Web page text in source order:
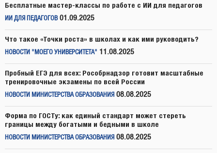
Бесплатные мастер-классы по работе с ИИ для педагогов
ИИ ДЛЯ ПЕДАГОГОВ 01.09.2025
Что такое «Точки роста» в школах и как ими руководить?
НОВОСТИ "МОЕГО УНИВЕРСИТЕТА" 11.08.2025
Пробный ЕГЭ для всех: Рособрнадзор готовит масштабные
тренировочные экзамены по всей России
НОВОСТИ МИНИСТЕРСТВА ОБРАЗОВАНИЯ 08.08.2025
Форма по ГОСТу: как единый стандарт может стереть
границы между богатыми и бедными в школе
НОВОСТИ МИНИСТЕРСТВА ОБРАЗОВАНИЯ 08.08.2025